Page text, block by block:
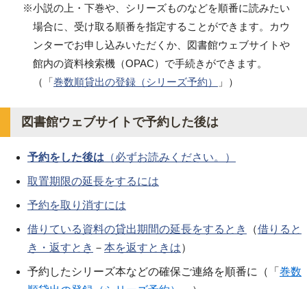
※小説の上・下巻や、シリーズものなどを順番に読みたい
場合に、受け取る順番を指定することができます。カウ
ンターでお申し込みいただくか、図書館ウェブサイトや
館内の資料検索機（OPAC）で手続きができます。
（「巻数順貸出の登録（シリーズ予約） 」）
図書館ウェブサイトで予約した後は
予約をした後は （必ずお読みください。）
取置期限の延長をするには
予約を取り消すには
借りている資料の貸出期間の延長をするとき （借りると
き・返すとき － 本を返すときは）
予約したシリーズ本などの確保ご連絡を順番に（「 巻数